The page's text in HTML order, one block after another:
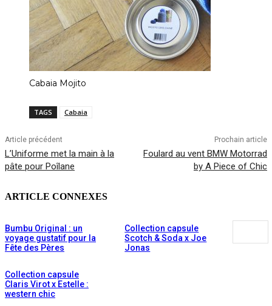
Cabaia Mojito
TAGS Cabaia
Article précédent
L’Uniforme met la main à la
pâte pour Poîlane
Prochain article
Foulard au vent BMW Motorrad
by A Piece of Chic
ARTICLE CONNEXES
Bumbu Original : un
voyage gustatif pour la
Fête des Pères
Collection capsule
Scotch & Soda x Joe
Jonas
Collection capsule
Claris Virot x Estelle :
western chic